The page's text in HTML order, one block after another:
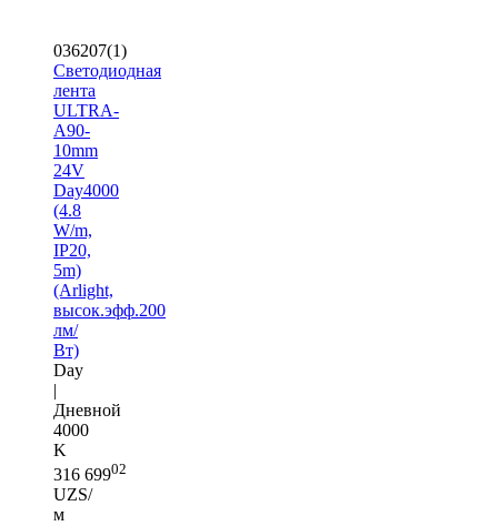
036207(1)
Светодиодная
лента
ULTRA-
A90-
10mm
24V
Day4000
(4.8
W/m,
IP20,
5m)
(Arlight,
высок.эфф.200
лм/
Вт)
Day
|
Дневной
4000
K
316 69902
UZS/
м